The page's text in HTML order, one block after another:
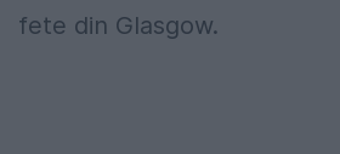
fete din Glasgow.